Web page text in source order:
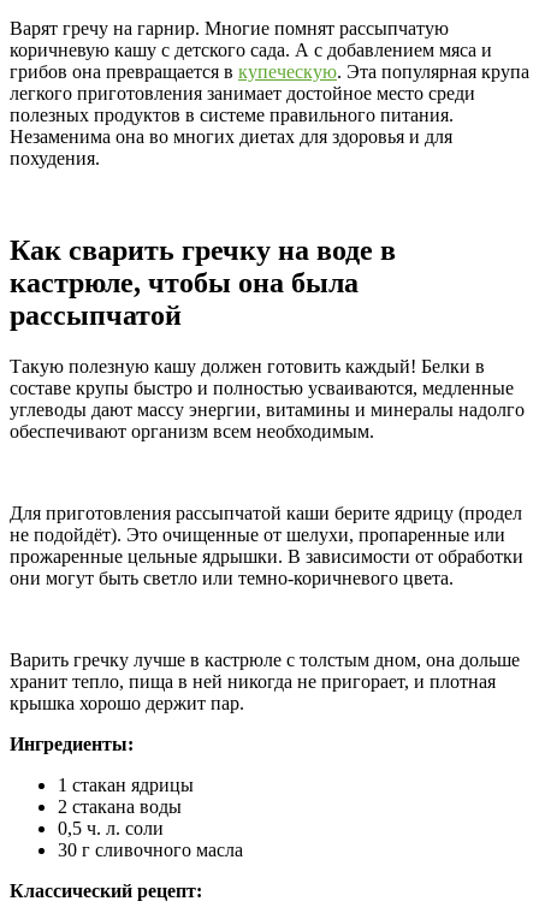
Варят гречу на гарнир. Многие помнят рассыпчатую
коричневую кашу с детского сада. А с добавлением мяса и
грибов она превращается в купеческую. Эта популярная крупа
легкого приготовления занимает достойное место среди
полезных продуктов в системе правильного питания.
Незаменима она во многих диетах для здоровья и для
похудения.
Как сварить гречку на воде в
кастрюле, чтобы она была
рассыпчатой
Такую полезную кашу должен готовить каждый! Белки в
составе крупы быстро и полностью усваиваются, медленные
углеводы дают массу энергии, витамины и минералы надолго
обеспечивают организм всем необходимым.
Для приготовления рассыпчатой каши берите ядрицу (продел
не подойдёт). Это очищенные от шелухи, пропаренные или
прожаренные цельные ядрышки. В зависимости от обработки
они могут быть светло или темно-коричневого цвета.
Варить гречку лучше в кастрюле с толстым дном, она дольше
хранит тепло, пища в ней никогда не пригорает, и плотная
крышка хорошо держит пар.
Ингредиенты:
1 стакан ядрицы
2 стакана воды
0,5 ч. л. соли
30 г сливочного масла
Классический рецепт: